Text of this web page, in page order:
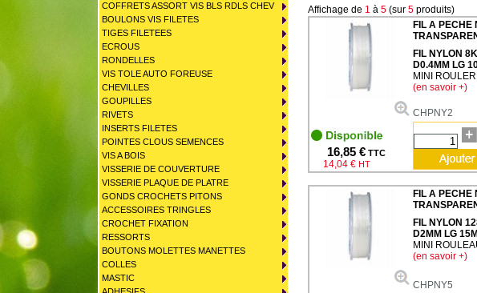
Affichage de 1 à 5 (sur 5 produits)
16,85 € TTC
14,04 € HT
FIL A PECHE
FIL NYLON
D0.4MM LG
MINI
(en savoir +)
CHPNY2
FIL A PECHE
FIL NYLON
D2MM LG 15M
MINI
(en savoir +)
CHPNY5
COFFRETS ASSORT VIS BLS RDLS CHEV
BOULONS VIS FILETES
TIGES FILETEES
ECROUS
RONDELLES
VIS TOLE AUTO FOREUSE
CHEVILLES
GOUPILLES
RIVETS
INSERTS FILETES
POINTES CLOUS SEMENCES
VIS A BOIS
VISSERIE DE COUVERTURE
VISSERIE PLAQUE DE PLATRE
GONDS CROCHETS PITONS
ACCESSOIRES TRINGLES
CROCHET FIXATION
RESSORTS
BOUTONS MOLETTES MANETTES
COLLES
MASTIC